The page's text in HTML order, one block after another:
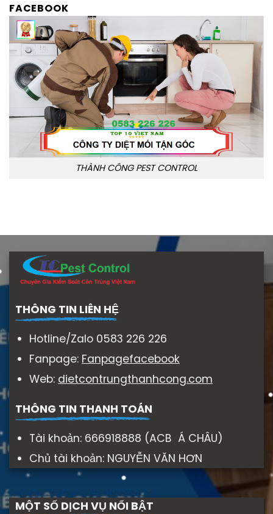
FACEBOOK
THÀNH CÔNG PEST CONTROL
THÔNG TIN LIÊN HỆ
Hotline/Zalo 0583 226 226
Fanpage: Fanpagefacebook
Web: dietcontrungthanhcong.com
THÔNG TIN THANH TOÁN
Tài khoản: 666918888 (ACB Á CHÂU)
Chủ tài khoản: NGUYỄN VĂN HƠN
MỘT SỐ DỊCH VỤ NỔI BẬT